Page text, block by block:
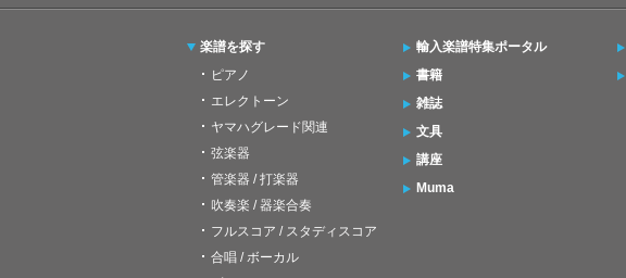
楽譜を探す
ピアノ
エレクトーン
ヤマハグレード関連
弦楽器
管楽器 / 打楽器
吹奏楽 / 器楽合奏
フルスコア / スタディスコア
合唱 / ボーカル
輸入楽譜特集ポータル
書籍
雑誌
文具
講座
Muma